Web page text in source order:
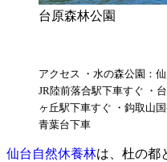
台原森林公園
アクセス ・水の森公園：
JR陸前落合駅下車すぐ ・
ヶ丘駅下車すぐ ・鈎取山
青葉台下車
仙台自然休養林は、杜の都